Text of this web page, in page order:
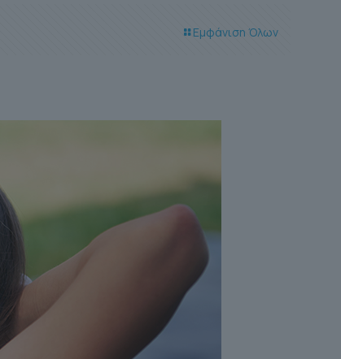
Εμφάνιση Όλων